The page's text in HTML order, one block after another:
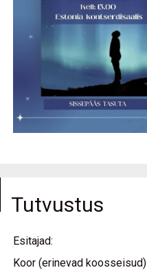
Tutvustus
Esitajad:
Koor (erinevad koosseisud)